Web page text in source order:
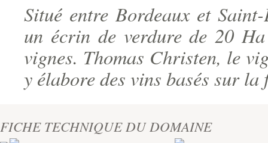
Situé entre Bordeaux et
un écrin de verdure de 20
vignes. Thomas Christen, le
y élabore des vins basés sur la
FICHE TECHNIQUE DU DOMAINE